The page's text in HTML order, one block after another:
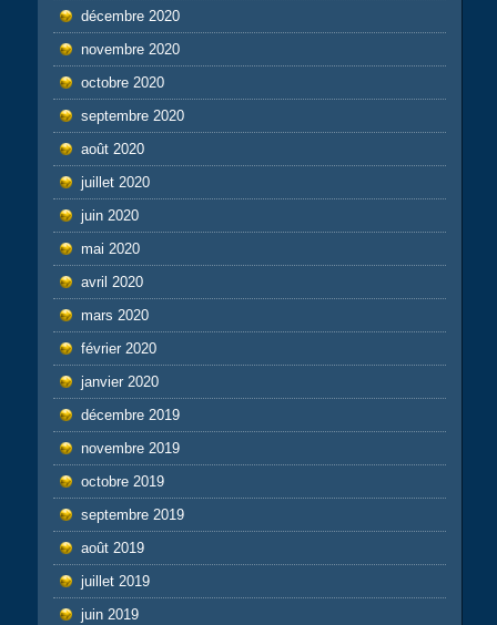
décembre 2020
novembre 2020
octobre 2020
septembre 2020
août 2020
juillet 2020
juin 2020
mai 2020
avril 2020
mars 2020
février 2020
janvier 2020
décembre 2019
novembre 2019
octobre 2019
septembre 2019
août 2019
juillet 2019
juin 2019